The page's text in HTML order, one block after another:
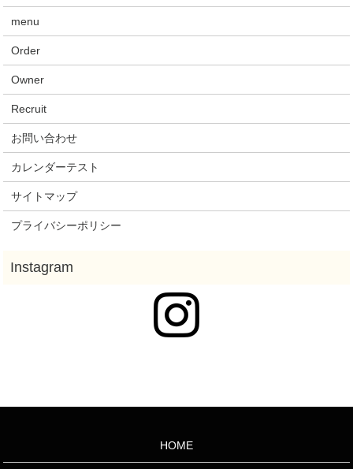
menu
Order
Owner
Recruit
お問い合わせ
カレンダーテスト
サイトマップ
プライバシーポリシー
HOME